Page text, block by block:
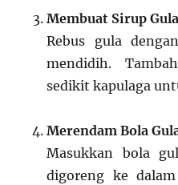
Membuat Sirup Gula
Rebus gula
mendidih.
sedikit kapulaga
Merendam Bola
Masukkan bola
digoreng ke